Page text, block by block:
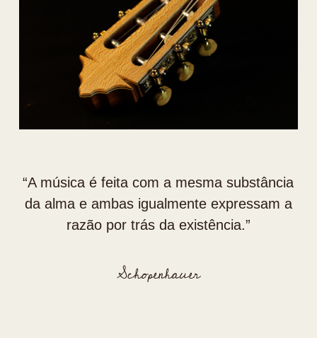
“⁠A música é feita com a mesma substância
da alma e ambas igualmente expressam a
razão por trás da existência.”
Schopenhauer